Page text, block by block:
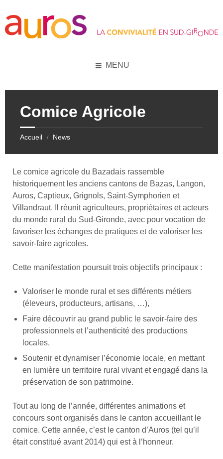
content
left
sidebar
right
sidebar
footer
MENU
Comice Agricole
Accueil / News
Le comice agricole du Bazadais rassemble
historiquement les anciens cantons de Bazas, Langon,
Auros, Captieux, Grignols, Saint-Symphorien et
Villandraut. Il réunit agriculteurs, propriétaires et acteurs
du monde rural du Sud-Gironde, avec pour vocation de
favoriser les échanges de pratiques et de valoriser les
savoir-faire agricoles.
Cette manifestation poursuit trois objectifs principaux :
Valoriser le monde rural et ses différents métiers
(éleveurs, producteurs, artisans, …),
Faire découvrir au grand public le savoir-faire des
professionnels et l’authenticité des productions
locales,
Soutenir et dynamiser l’économie locale, en mettant
en lumière un territoire rural vivant et engagé dans la
préservation de son patrimoine.
Tout au long de l’année, différentes animations et
concours sont organisés dans le canton accueillant le
comice. Cette année, c’est le canton d’Auros (tel qu’il
était constitué avant 2014) qui est à l’honneur.